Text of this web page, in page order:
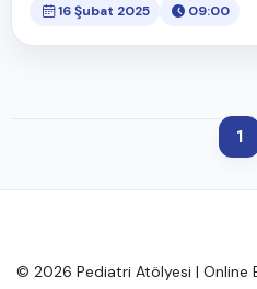
16 Şubat 2025 09:00
1
© 2026 Pediatri Atölyesi | Online